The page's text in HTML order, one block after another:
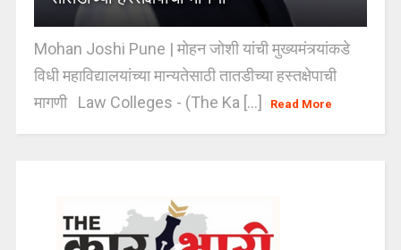
Mohan Joshi Pune | मोहन जोशी यांची मुख्यमंत्र्यांकडे
विधी महाविद्यालयांच्या मान्यतेसाठी तातडीच्या हस्तक्षेपाची
मागणी Law Colleges - (The Ka [...]
Read More